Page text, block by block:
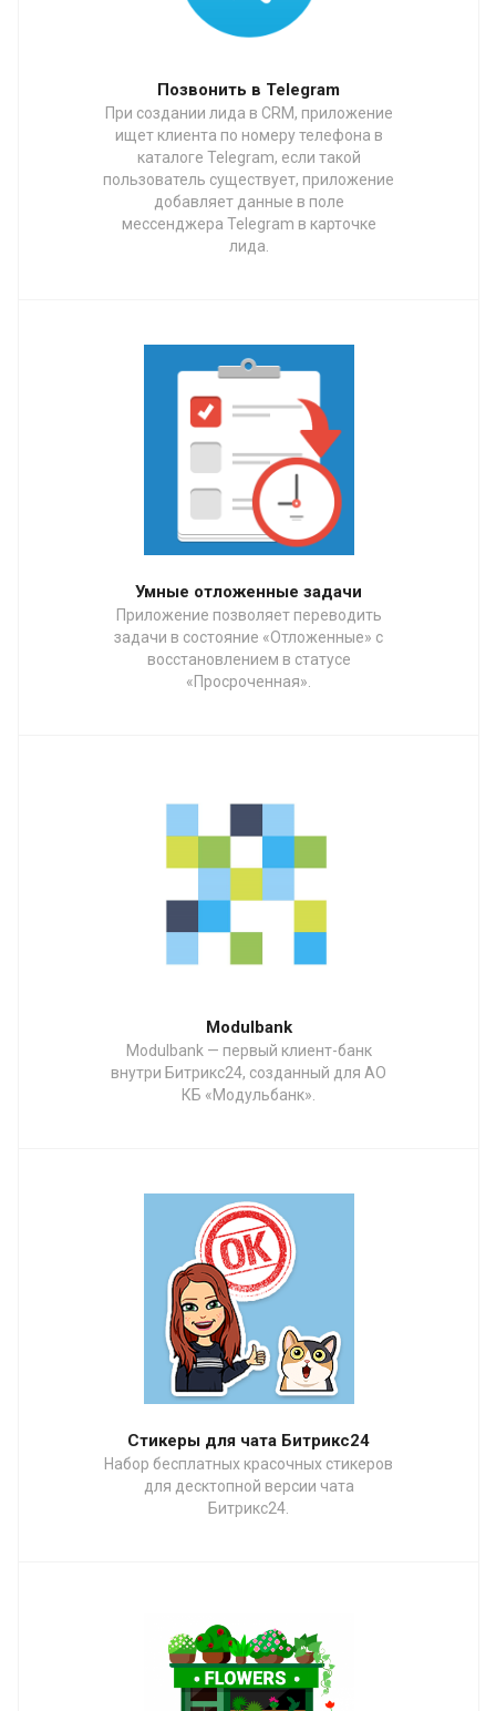
Позвонить в Telegram
При создании лида в CRM, приложение
ищет клиента по номеру телефона в
каталоге Telegram, если такой
пользователь существует, приложение
добавляет данные в поле
мессенджера Telegram в карточке
лида.
Умные отложенные задачи
Приложение позволяет переводить
задачи в состояние «Отложенные» с
восстановлением в статусе
«Просроченная».
Modulbank
Modulbank — первый клиент-банк
внутри Битрикс24, созданный для АО
КБ «Модульбанк».
Стикеры для чата Битрикс24
Набор бесплатных красочных стикеров
для десктопной версии чата
Битрикс24.